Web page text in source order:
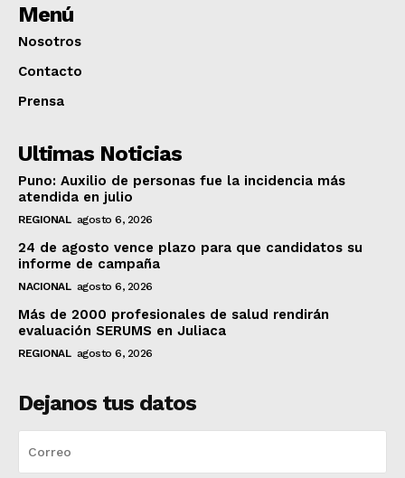
Menú
Nosotros
Contacto
Prensa
Ultimas Noticias
Puno: Auxilio de personas fue la incidencia más
atendida en julio
REGIONAL agosto 6, 2026
24 de agosto vence plazo para que candidatos su
informe de campaña
NACIONAL agosto 6, 2026
Más de 2000 profesionales de salud rendirán
evaluación SERUMS en Juliaca
REGIONAL agosto 6, 2026
Dejanos tus datos